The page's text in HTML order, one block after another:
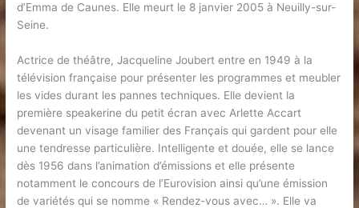
d’Emma de Caunes. Elle meurt le 8 janvier 2005 à Neuilly-sur-
Seine.
Actrice de théâtre, Jacqueline Joubert entre en 1949 à la
télévision française pour présenter les programmes et meubler
les vides durant les pannes techniques. Elle devient la
première speakerine du petit écran avec Arlette Accart
devenant un visage familier des Français qui gardent pour elle
une tendresse particulière. Intelligente et douée, elle se lance
dès 1956 dans l’animation d’émissions et elle présente
notamment le concours de l’Eurovision ainsi qu’une émission
de variétés qui se nomme « Rendez-vous avec… ». Elle va